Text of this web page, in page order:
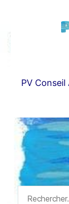
PV Conseil